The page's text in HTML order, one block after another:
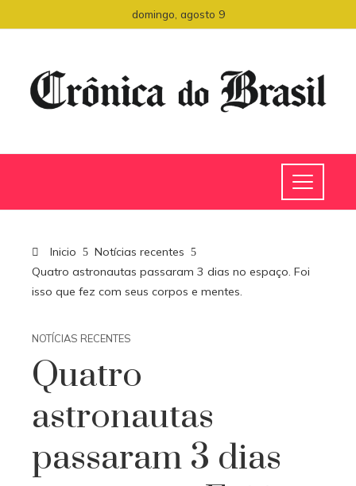
domingo, agosto 9
Inicio
Notícias recentes
Quatro astronautas passaram 3 dias no espaço. Foi
isso que fez com seus corpos e mentes.
NOTÍCIAS RECENTES
Quatro
astronautas
passaram 3 dias